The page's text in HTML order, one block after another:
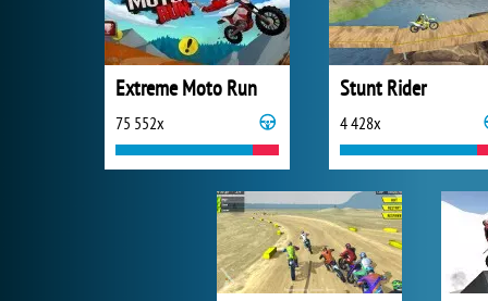
Extreme Moto Run
75 552x
Stunt Rider
4 428x